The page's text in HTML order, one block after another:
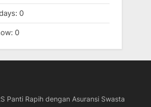
0
0
Panti Rapih dengan Asuransi Swasta